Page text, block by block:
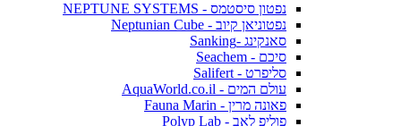
נפטון סיסטמס - NEPTUNE SYSTEMS
נפטוניאן קיוב - Neptunian Cube
סאנקינג -Sanking
סיכם - Seachem
סליפרט - Salifert
עולם המים - AquaWorld.co.il
פאונה מרין - Fauna Marin
פוליפ לאב - Polyp Lab